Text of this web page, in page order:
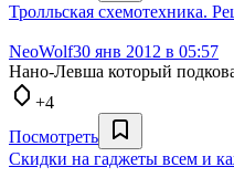
Тролльская схемотехника.
NeoWolf30 янв 2012 в 05:57
Нано-Левша который
+4
Посмотреть
Скидки на гаджеты всем и